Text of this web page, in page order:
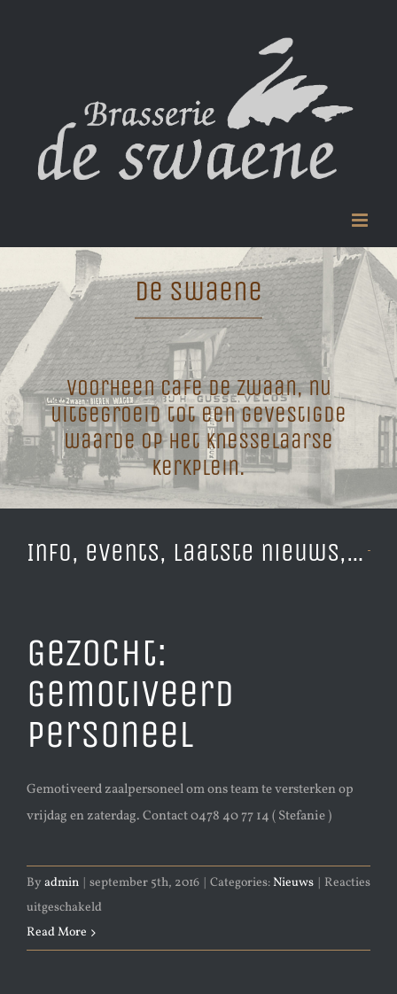
De Swaene
Voorheen cafe De Zwaan, nu
uitgegroeid tot een gevestigde
waarde op het Knesselaarse
kerkplein.
Info, events, laatste nieuws,…
Gezocht:
gemotiveerd
personeel
Gemotiveerd zaalpersoneel om ons team te versterken op
vrijdag en zaterdag. Contact 0478 40 77 14 ( Stefanie )
By admin | september 5th, 2016 | Categories: Nieuws | Reacties
uitgeschakeldvoor
gemotiveerd
Read More